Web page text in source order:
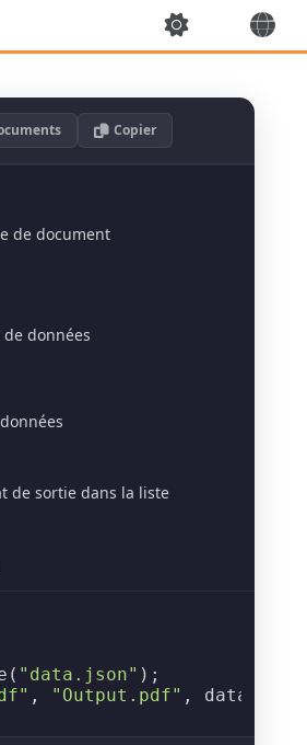
Copier
de document
données
de sortie dans la liste
( "data.json"
, "Output.pdf" ,